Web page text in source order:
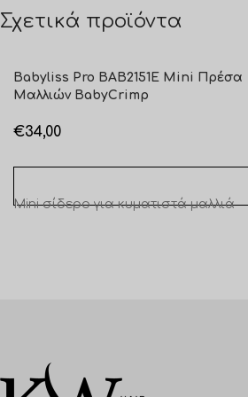
Σχετικά προϊόντα
Babyliss Pro BAB2151E Mini Πρέσα
Μαλλιών BabyCrimp
€34,00
Mini σίδερο για κυματιστά μαλλιά